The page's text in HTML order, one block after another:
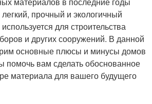
прочный и экологичный
для строительства
и других сооружений. В данной
основные плюсы и минусы домов
помочь вам сделать обоснованное
материала для вашего будущего